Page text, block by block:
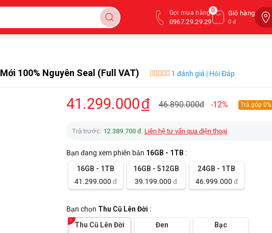
Gọi mua hàng
0967.29.29.29
Giỏ hàng
0 đ
0
Mới 100% Nguyên Seal (Full VAT) 1 đánh giá | Hỏi Đáp
41.299.000đ 46.890.000đ -12% Trả góp 0%
Trả trước: 12.389.700 đ. Liên hệ tư vấn qua điện thoại
Bạn đang xem phiên bản 16GB - 1TB :
16GB - 1TB
41.299.000 đ
16GB - 512GB
39.199.000 đ
24GB - 1TB
46.999.000 đ
Bạn chọn Thu Cũ Lên Đời :
Thu Cũ Lên Đời
Đen
Bạc